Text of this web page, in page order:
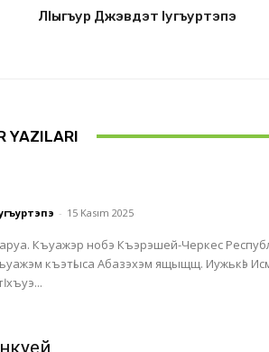
ЛIыгъур Джэвдэт Iугъуртэпэ
YAZILARI
- 15 Kasım 2025
щӏыналъэм
къэтӏыса Абазэхэм ящыщщ. Иужькӏэ
хъуэ...